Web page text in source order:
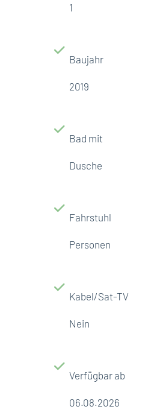
1
Baujahr
2019
Bad mit
Dusche
Fahrstuhl
Personen
Kabel/Sat-TV
Nein
Verfügbar ab
06.08.2026